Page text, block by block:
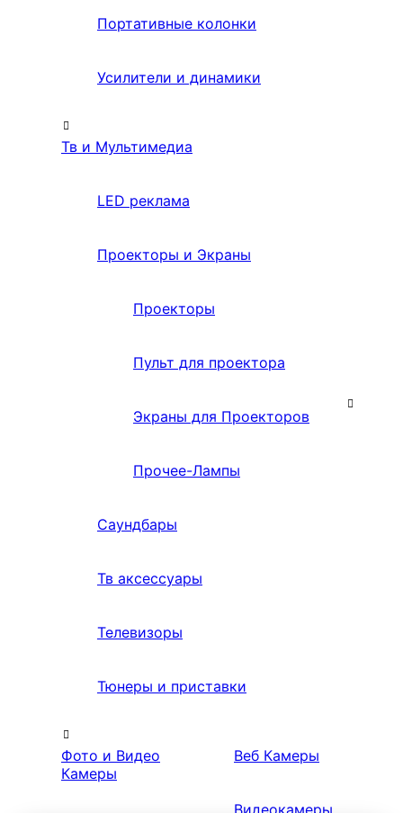
Портативные колонки
Усилители и динамики
Тв и Мультимедиа
LED реклама
Проекторы и Экраны
Проекторы
Пульт для проектора
Экраны для Проекторов
Прочее-Лампы
Саундбары
Тв аксессуары
Телевизоры
Тюнеры и приставки
Фото и Видео
Камеры
Веб Камеры